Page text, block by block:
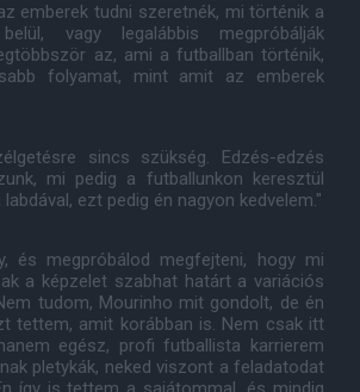
emberek tudni szeretnék, mi történik a
vagy legalábbis megpróbálják
az, ami a futballban történik,
folyamat, mint amit az emberek
sincs szükség. Edzés-edzés
mi pedig a futballunkon keresztül
ezt pedig én nagyon kedvelem."
és megpróbálod megfejteni, hogy mi
a képzelet szabhat határt a variációs
tudom, Mourinho mit gondolt, de én
tettem, amit korábban is. Nem csak itt
egész, profi futballista karrierem
pletykák, neked viszont a feladatodat